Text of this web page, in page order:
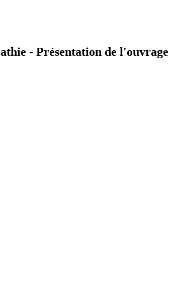
- Présentation de l'ouvrage